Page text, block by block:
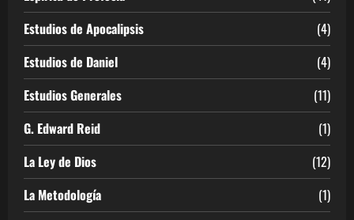
Estudios de Apocalipsis
(4)
Estudios de Daniel
(4)
Estudios Generales
(11)
G. Edward Reid
(1)
La Ley de Dios
(12)
La Metodología
(1)